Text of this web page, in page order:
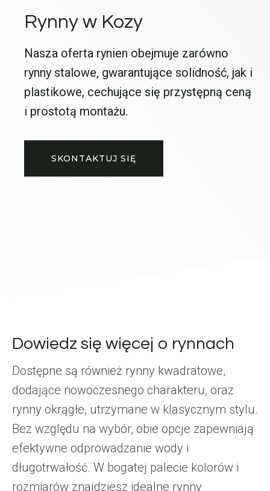
Rynny w Kozy
Nasza oferta rynien obejmuje zarówno
rynny stalowe, gwarantujące solidność, jak i
plastikowe, cechujące się przystępną ceną
i prostotą montażu.
SKONTAKTUJ SIĘ
Dowiedz się więcej o rynnach
Dostępne są również rynny kwadratowe,
dodające nowoczesnego charakteru, oraz
rynny okrągłe, utrzymane w klasycznym stylu.
Bez względu na wybór, obie opcje zapewniają
efektywne odprowadzanie wody i
długotrwałość. W bogatej palecie kolorów i
rozmiarów znajdziesz idealne rynny